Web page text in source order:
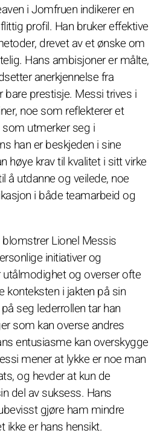
i Jomfruen indikerer en
profil. Han bruker effektive
drevet av et ønske om
Hans ambisjoner er målte,
anerkjennelse fra
prestisje. Messi trives i
noe som reflekterer et
utmerker seg i
han er beskjeden i sine
høye krav til kvalitet i sitt virke
å utdanne og veilede, noe
i både teamarbeid og
Lionel Messis
initiativer og
utålmodighet og overser ofte
konteksten i jakten på sin
seg lederrollen tar han
som kan overse andres
entusiasme kan overskygge
mener at lykke er noe man
og hevder at kun de
del av suksess. Hans
gjøre ham mindre
er hans hensikt.